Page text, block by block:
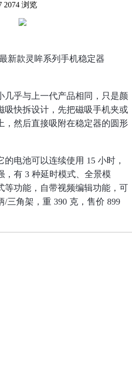
2074 浏览
新款灵眸系列手机稳定器
几乎与上一代产品相同，只是颜
吸快拆设计，先把磁吸手机夹或
，然后直接吸附在稳定器的圆形
电池可以连续使用 15 小时，
，有 3 种延时模式、全景模
等功能，自带视频编辑功能，可
/三角架，重 390 克，售价 899